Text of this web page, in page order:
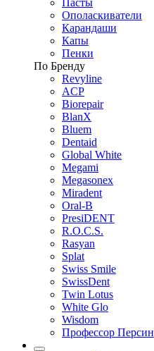
Пасты
Ополаскиватели
Карандаши
Капы
Пенки
По Бренду
Revyline
ACP
Biorepair
BlanX
Bluem
Dentaid
Global White
Megami
Megasonex
Miradent
Oral-B
PresiDENT
R.O.C.S.
Rasyan
Splat
Swiss Smile
SwissDent
Twin Lotus
White Glo
Wisdom
Профессор Персин